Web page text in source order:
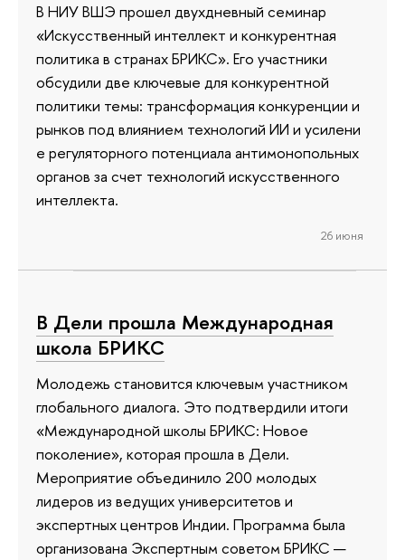
В НИУ ВШЭ прошел двухдневный семинар
«Искусственный интеллект и конкурентная
политика в странах БРИКС». Его участники
обсудили две ключевые для конкурентной
политики темы: трансформация конкуренции и
рынков под влиянием технологий ИИ и усилени
е регуляторного потенциала антимонопольных
органов за счет технологий искусственного
интеллекта.
26 июня
В Дели прошла Международная
школа БРИКС
Молодежь становится ключевым участником
глобального диалога. Это подтвердили итоги
«Международной школы БРИКС: Новое
поколение», которая прошла в Дели.
Мероприятие объединило 200 молодых
лидеров из ведущих университетов и
экспертных центров Индии. Программа была
организована Экспертным советом БРИКС —